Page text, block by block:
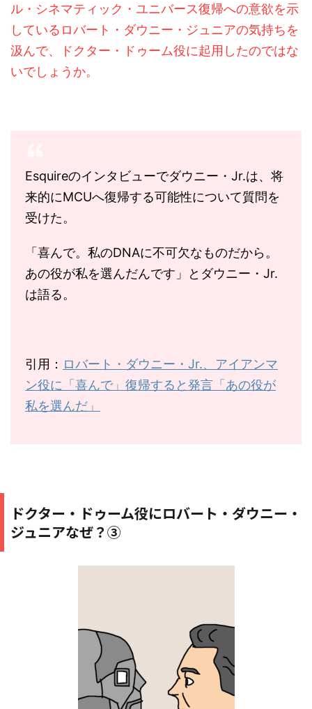
ル・シネマティック・ユニバース復帰への意欲を示
しているロバート・ダウニー・ジュニアの気持ちを
汲んで、ドクター・ドゥーム役に起用したのではな
いでしょうか。
Esquireのインタビューでダウニー・Jr.は、将
来的にMCUへ復帰する可能性について質問を
受けた。
「喜んで。私のDNAに不可欠なものだから。
あの役が私を選んだんです」とダウニー・Jr.
は語る。
引用： ロバート・ダウニー・Jr.、アイアンマ
ン役に「喜んで」復帰すると発言「あの役が
私を選んだ」
ドクター・ドゥーム役にロバート・ダウニー・
ジュニアなぜ？③